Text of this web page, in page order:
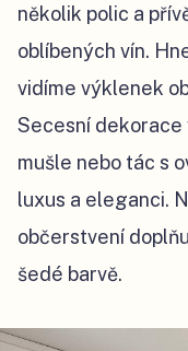
několik polic a
oblíbených vín.
vidíme výklenek
Secesní dekorace
mušle nebo tác s
luxus a eleganci.
občerstvení
šedé barvě.